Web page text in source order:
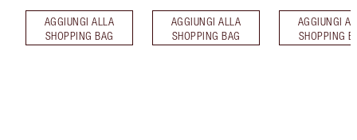
AGGIUNGI ALLA
SHOPPING BAG
AGGIUNGI ALLA
SHOPPING BAG
AGGIUNGI
SHOPPING